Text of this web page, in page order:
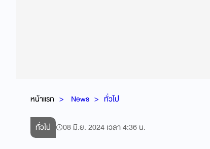
หน้าแรก News ทั่วไป
ทั่วไป 08 มิ.ย. 2024 เวลา 4:36 น.